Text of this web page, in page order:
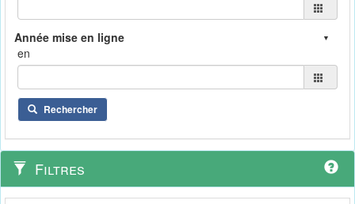
en
Rechercher
Filtres